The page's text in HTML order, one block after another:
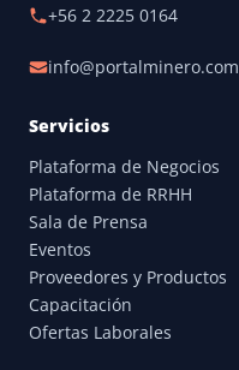
+56 2 2225 0164
info@portalminero.com
Servicios
Plataforma de Negocios
Plataforma de RRHH
Sala de Prensa
Eventos
Proveedores y Productos
Capacitación
Ofertas Laborales